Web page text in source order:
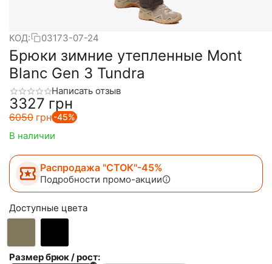
КОД: 03173-07-24
Брюки зимние утепленные Mont
Blanc Gen 3 Tundra
Написать отзыв
‍3327‍ грн
‍6050‍ грн -45%
В наличии
Распродажа "СТОК"-45%
Подробности промо-акции
Доступные цвета
Размер брюк / рост: